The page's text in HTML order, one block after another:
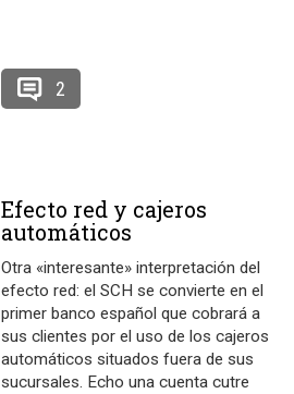
2
Efecto red y cajeros
automáticos
Otra «interesante» interpretación del
efecto red: el SCH se convierte en el
primer banco español que cobrará a
sus clientes por el uso de los cajeros
automáticos situados fuera de sus
sucursales. Echo una cuenta cutre